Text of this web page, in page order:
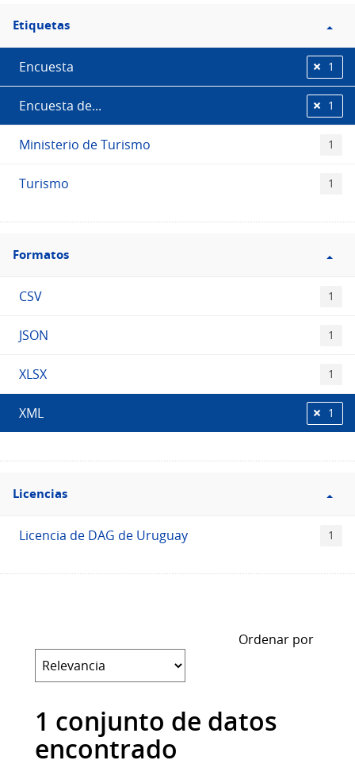
Filtro
Etiquetas
Etiquetas
Encuesta 1
Encuesta de... 1
Ministerio de Turismo 1
Turismo 1
Filtro
Formatos
Formatos
CSV 1
JSON 1
XLSX 1
XML 1
Filtro
Licencias
Licencias
Licencia de DAG de Uruguay 1
Ordenar por
1 conjunto de datos
encontrado